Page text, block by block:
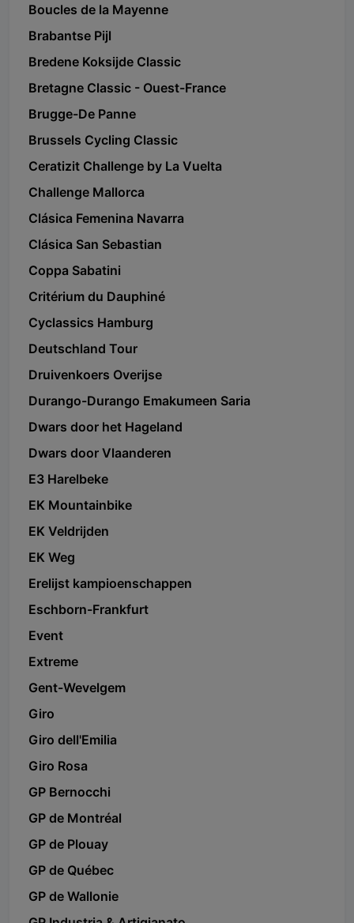
Boucles de la Mayenne
Brabantse Pijl
Bredene Koksijde Classic
Bretagne Classic - Ouest-France
Brugge-De Panne
Brussels Cycling Classic
Ceratizit Challenge by La Vuelta
Challenge Mallorca
Clásica Femenina Navarra
Clásica San Sebastian
Coppa Sabatini
Critérium du Dauphiné
Cyclassics Hamburg
Deutschland Tour
Druivenkoers Overijse
Durango-Durango Emakumeen Saria
Dwars door het Hageland
Dwars door Vlaanderen
E3 Harelbeke
EK Mountainbike
EK Veldrijden
EK Weg
Erelijst kampioenschappen
Eschborn-Frankfurt
Event
Extreme
Gent-Wevelgem
Giro
Giro dell'Emilia
Giro Rosa
GP Bernocchi
GP de Montréal
GP de Plouay
GP de Québec
GP de Wallonie